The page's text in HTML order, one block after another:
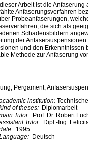
Arbeit ist die
Anfaserungsverfahren
Probeanfaserungen,
die sich als
Schadensbildern
der
und den Erkenntnissen
Methode zur Anfaserung
Pergament,
institution:
of theses: Diplomarbeit
Tutor: Prof. Dr. Robert
Tutor: Dipl.-Ing.
1995
Deutsch